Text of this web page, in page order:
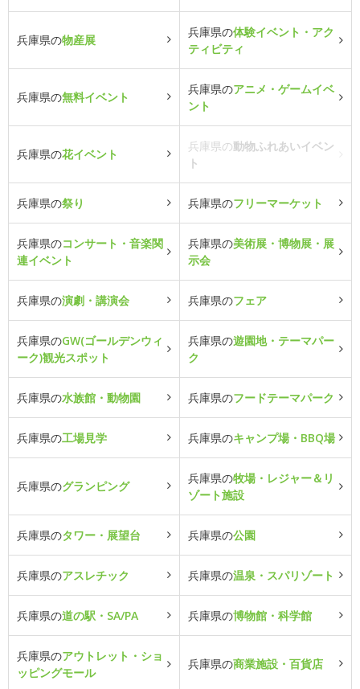
兵庫県の物産展
兵庫県の体験イベント・アク
ティビティ
兵庫県の無料イベント
兵庫県のアニメ・ゲームイベ
ント
兵庫県の花イベント
兵庫県の動物ふれあいイベン
ト
兵庫県の祭り 兵庫県のフリーマーケット
兵庫県のコンサート・音楽関
連イベント
兵庫県の美術展・博物展・展
示会
兵庫県の演劇・講演会 兵庫県のフェア
兵庫県のGW(ゴールデンウィ
ーク)観光スポット
兵庫県の遊園地・テーマパー
ク
兵庫県の水族館・動物園 兵庫県のフードテーマパーク
兵庫県の工場見学 兵庫県のキャンプ場・BBQ場
兵庫県のグランピング
兵庫県の牧場・レジャー＆リ
ゾート施設
兵庫県のタワー・展望台 兵庫県の公園
兵庫県のアスレチック 兵庫県の温泉・スパリゾート
兵庫県の道の駅・SA/PA 兵庫県の博物館・科学館
兵庫県のアウトレット・ショ
ッピングモール
兵庫県の商業施設・百貨店